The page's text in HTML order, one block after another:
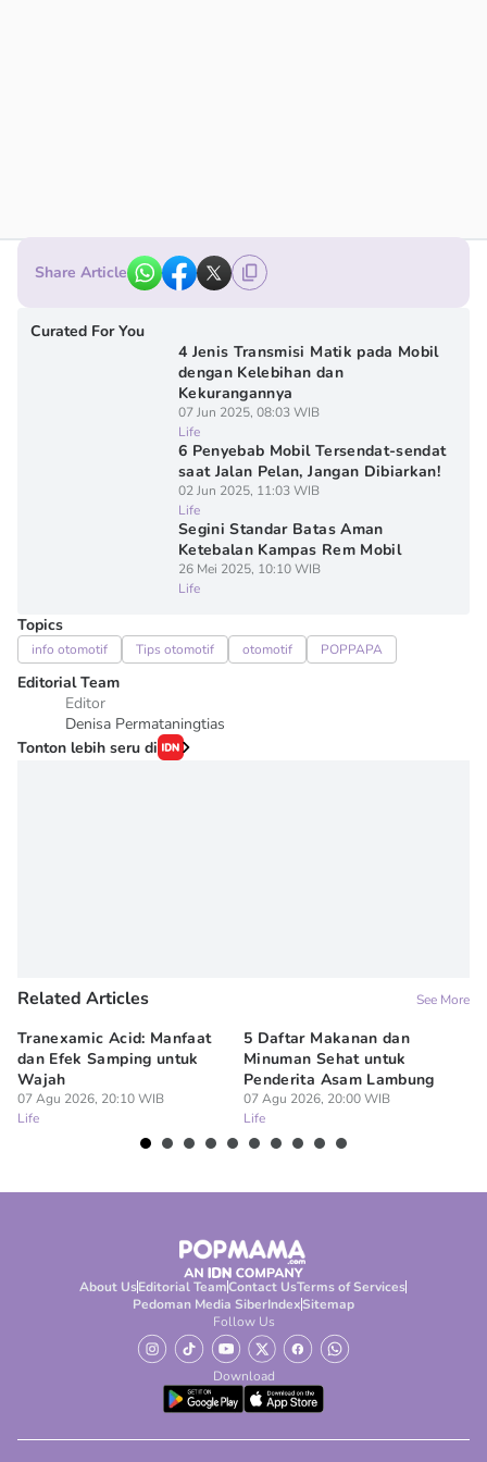
Share Article
Curated For You
4 Jenis Transmisi Matik pada Mobil
dengan Kelebihan dan
Kekurangannya
07 Jun 2025, 08:03 WIB
Life
6 Penyebab Mobil Tersendat-sendat
saat Jalan Pelan, Jangan Dibiarkan!
02 Jun 2025, 11:03 WIB
Life
Segini Standar Batas Aman
Ketebalan Kampas Rem Mobil
26 Mei 2025, 10:10 WIB
Life
Topics
info otomotif Tips otomotif otomotif POPPAPA
Editorial Team
Editor
Denisa Permataningtias
Tonton lebih seru di
Related Articles See More
Tranexamic Acid: Manfaat
dan Efek Samping untuk
Wajah
07 Agu 2026, 20:10 WIB
Life
5 Daftar Makanan dan
Minuman Sehat untuk
Penderita Asam Lambung
07 Agu 2026, 20:00 WIB
Life
About UsEditorial TeamContact UsTerms of Services
Pedoman Media SiberIndexSitemap
Follow Us
Download